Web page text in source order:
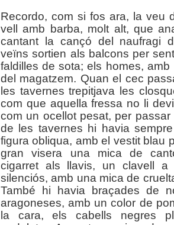
Recordo, com si fos ara, la veu
vell amb barba, molt alt, que
cantant la cançó del naufragi
veïns sortien als balcons per
faldilles de sota; els homes,
del magatzem. Quan el cec
les tavernes trepitjava les
com que aquella fressa no li
com un ocellot pesat, per passar
de les tavernes hi havia
figura obliqua, amb el vestit blau
gran visera una mica de
cigarret als llavis, un clavell a
silenciós, amb una mica de
També hi havia braçades de
aragoneses, amb un color de
la cara, els cabells negres